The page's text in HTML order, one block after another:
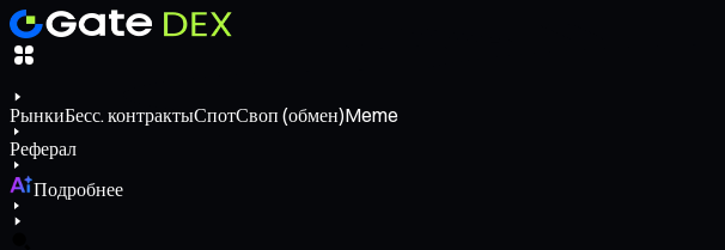
РынкиБесс. контрактыСпотСвоп (обмен)Meme
Реферал
Подробнее